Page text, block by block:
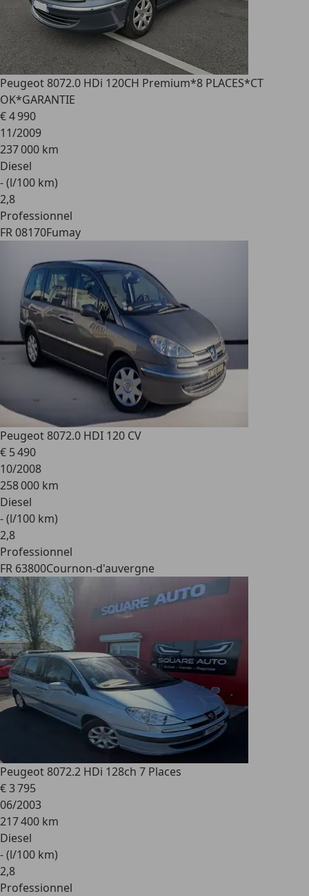
Peugeot 8072.0 HDi 120CH Premium*8 PLACES*CT
OK*GARANTIE
€ 4 990
11/2009
237 000 km
Diesel
- (l/100 km)
2,8
Professionnel
FR 08170Fumay
Peugeot 8072.0 HDI 120 CV
€ 5 490
10/2008
258 000 km
Diesel
- (l/100 km)
2,8
Professionnel
FR 63800Cournon-d'auvergne
Peugeot 8072.2 HDi 128ch 7 Places
€ 3 795
06/2003
217 400 km
Diesel
- (l/100 km)
2,8
Professionnel